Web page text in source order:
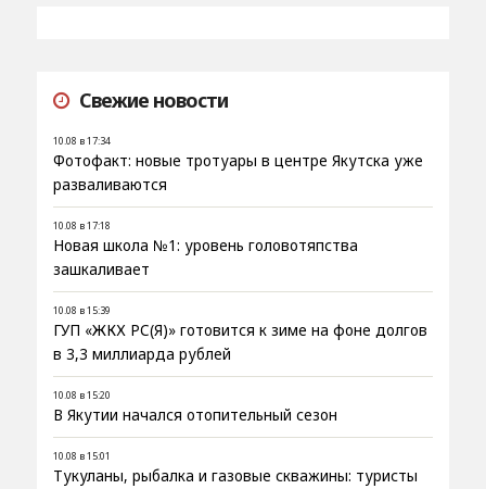
Свежие новости
10.08 в 17:34
Фотофакт: новые тротуары в центре Якутска уже
разваливаются
10.08 в 17:18
Новая школа №1: уровень головотяпства
зашкаливает
10.08 в 15:39
ГУП «ЖКХ РС(Я)» готовится к зиме на фоне долгов
в 3,3 миллиарда рублей
10.08 в 15:20
В Якутии начался отопительный сезон
10.08 в 15:01
Тукуланы, рыбалка и газовые скважины: туристы